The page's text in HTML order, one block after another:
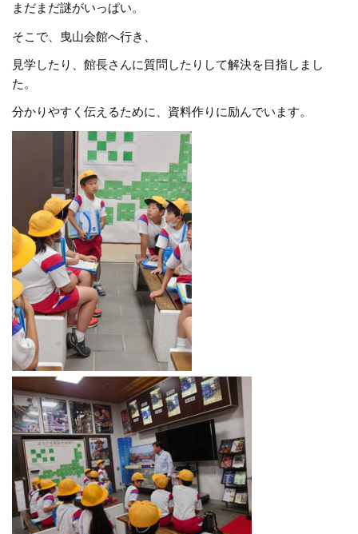
まだまだ謎がいっぱい。
そこで、曳山会館へ行き、
見学したり、館長さんに質問したりして解決を目指しまし
た。
分かりやすく伝えるために、資料作りに励んでいます。